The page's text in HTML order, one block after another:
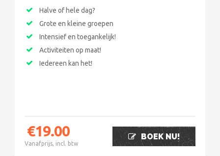
Halve of hele dag?
Grote en kleine groepen
Intensief en toegankelijk!
Activiteiten op maat!
Iedereen kan het!
€19.00
Vanafprijs, incl. btw
BOEK NU!